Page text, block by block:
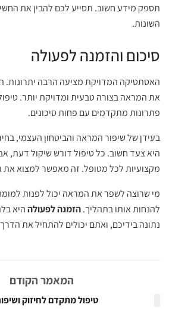
תספק מידע חשוב. תסייע לכם להבין את
השונות.
סיכום והזמנה לפעולה
האסתטיקה המדויקת מציעה הרבה יתרונות.
את המראה בצורה טבעית ומדויקת יותר.
פתרונות מתקדמים עם פחות סיכונים.
בעידן של שיפור המראה והביטחון העצמי,
היא צעד חשוב. כל טיפול דורש שיקול דעת,
מקצועיות לכל מטופל. זה מאפשר למצוא את
מי שרוצה לשפר את המראה יכול לפנות
להנחות אותו בתהליך.הזמנה לפעולההיא
נתונה בידיכם, ואתם יכולים להתחיל את
המאמר הקודם
טיפול מתקדם לחיזוק